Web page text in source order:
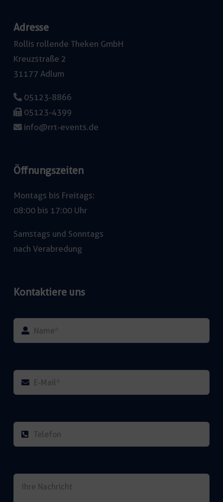
Adresse
Rollis rollende Theken GmbH
Kreuzstraße 2
31177 Adlum
05123-8866
05123-4399
info@rrt-events.de
Öffnungszeiten
Montags bis Freitags:
08:00 bis 17:00 Uhr
Samstags und Sonntags
nach Verabredung
Kontaktiere uns